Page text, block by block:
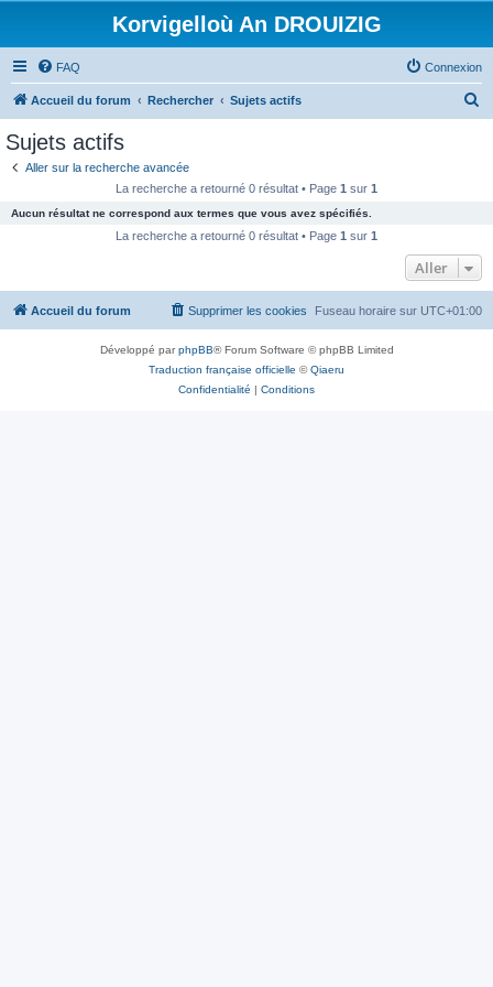
Korvigelloù An DROUIZIG
FAQ Connexion
Accueil du forum Rechercher Sujets actifs
c
e
Sujets actifs
Aller sur la recherche avancée
La recherche a retourné 0 résultat • Page 1 sur 1
Aucun résultat ne correspond aux termes que vous avez spécifiés.
La recherche a retourné 0 résultat • Page 1 sur 1
Aller
Accueil du forum Fuseau horaire sur UTC+01:00
Supprimer les cookies
Développé parphpBB® Forum Software © phpBB Limited
Traduction française officielle ©Qiaeru
Confidentialité | Conditions